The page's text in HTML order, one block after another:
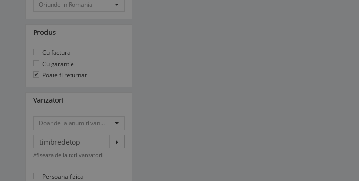
Oriunde in Romania
Produs
Cu factura
Cu garantie
Poate fi returnat
Vanzatori
Doar de la anumiti vanzatori
Afiseaza de la toti vanzatorii
Persoana fizica